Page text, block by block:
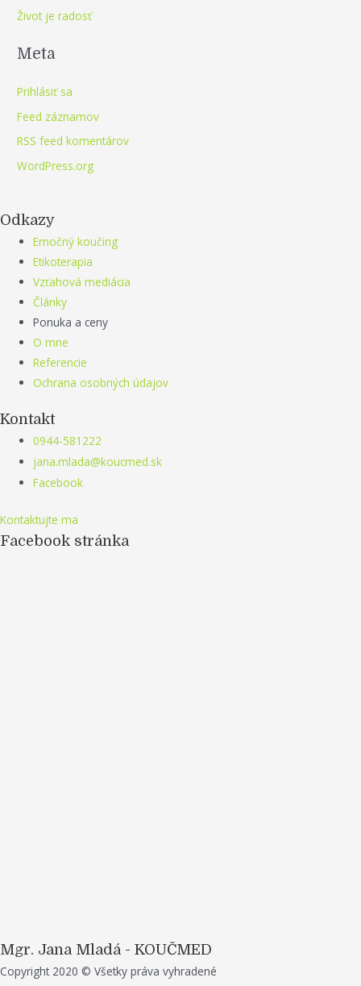
Život je radosť
Meta
Prihlásiť sa
Feed záznamov
RSS feed komentárov
WordPress.org
Odkazy
Emočný koučing
Etikoterapia
Vzťahová mediácia
Články
Ponuka a ceny
O mne
Referencie
Ochrana osobných údajov
Kontakt
0944-581222
jana.mlada@koucmed.sk
Facebook
Kontaktujte ma
Facebook stránka
Mgr. Jana Mladá - KOUČMED
Copyright 2020 © Všetky práva vyhradené